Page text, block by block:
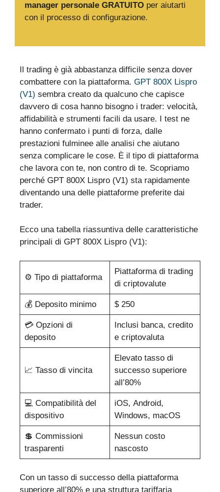
manager personale GRATUITO per aiutarti
con il processo di configurazione.
Il trading è già abbastanza difficile senza dover
combattere con la piattaforma. GPT 800X Lispro
(V1) sembra creato da qualcuno che capisce
davvero di cosa hanno bisogno i trader: velocità,
affidabilità e strumenti facili da usare. I test ne
hanno confermato i punti di forza, dalle
prestazioni fulminee alle analisi che aiutano
senza complicare le cose. È il tipo di piattaforma
che lavora con te, non contro di te. Scopriamo
perché GPT 800X Lispro (V1) sta rapidamente
diventando una delle piattaforme preferite dai
trader.
Ecco una tabella riassuntiva delle caratteristiche
principali di GPT 800X Lispro (V1):
⚙️ Tipo di piattaforma
Piattaforma di trading
di criptovalute
💰 Deposito minimo $ 250
💳 Opzioni di
deposito
Inclusi banca, credito
e criptovaluta
📈 Tasso di vincita
Elevato tasso di
successo superiore
all’80%
💻 Compatibilità del
dispositivo
iOS, Android,
Windows, macOS
💲 Commissioni
trasparenti
Nessun costo
nascosto
Con un tasso di successo della piattaforma
superiore all’80% e una struttura tariffaria